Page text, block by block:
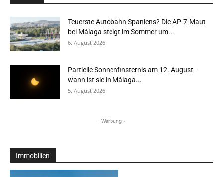
Teuerste Autobahn Spaniens? Die AP-7-Maut
bei Málaga steigt im Sommer um...
6. August 2026
Partielle Sonnenfinsternis am 12. August –
wann ist sie in Málaga...
5. August 2026
- Werbung -
Immobilien